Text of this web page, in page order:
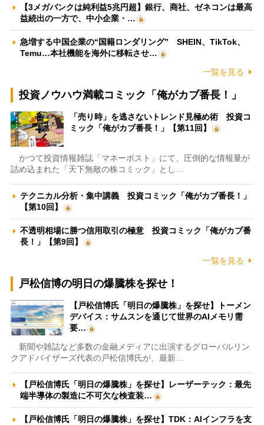
【3メガバンクは純利益5兆円超】銀行、商社、ゼネコンは最高
益続出の一方で、中小企業・…
急増する中国企業の“国籍ロンダリング” SHEIN、TikTok、
Temu…本社機能を海外に移転させ…
一覧を見る
投資ノウハウ満載コミック「俺がカブ番長！」
「売り時」を逃さないトレンド見極め術 投資コ
ミック「俺がカブ番長！」【第11回】
かつて投資情報雑誌「マネーポスト」にて、圧倒的な情報量が
詰め込まれた「天下無敵の株コミック」とし…
テクニカル分析・集中講義 投資コミック「俺がカブ番長！」
【第10回】
不透明相場に勝つ信用取引の極意 投資コミック「俺がカブ番
長！」【第9回】
一覧を見る
戸松信博の明日の爆騰株を探せ！
【戸松信博氏「明日の爆騰株」を探せ】トーメン
デバイス：サムスンを通じて世界のAIメモリ需
要…
新聞や雑誌など多数の金融メディアに出演するグローバルリン
クアドバイザーズ代表の戸松信博氏が、最新…
【戸松信博氏「明日の爆騰株」を探せ】レーザーテック：最先
端半導体の製造に不可欠な検査装…
【戸松信博氏「明日の爆騰株」を探せ】TDK：AIインフラを支